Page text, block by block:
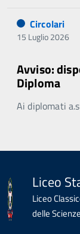
Circolari
15 Luglio 2026
Avviso:
Diploma
Ai diplomati
Liceo
Liceo
delle